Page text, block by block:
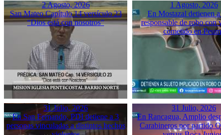
2 Agosto, 2026
San Mateo Capítulo 14 versículo 23
“Dios está con nosotros”
1 Agosto, 2026
En Mostazal detienen
responsable de robo con
cometido en
31 Julio, 2026
En San Fernando, PDI detiene a 3
personas vinculadas a distintos hechos
31 Julio, 2026
En Rancagua, Amplio
Carabineros por partido